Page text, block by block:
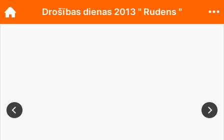
Drošības dienas 2013 " Rudens "